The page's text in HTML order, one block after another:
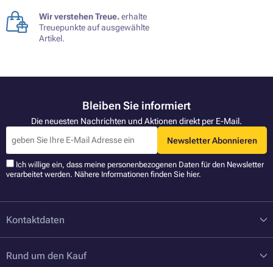
Wir verstehen Treue.erhalte
Treuepunkte auf ausgewählte
Artikel.
Bleiben Sie informiert
Die neuesten Nachrichten und Aktionen direkt per E-Mail.
Newsletter Abonnieren
Ich willige ein, dass meine personenbezogenen Daten für den Newsletter
verarbeitet werden. Nähere Informationen finden Sie hier.
Kontaktdaten
Rund um den Kauf